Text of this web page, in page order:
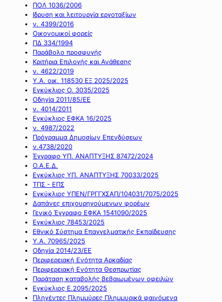
ΠΟΛ 1036/2006
Ιδρυση και λειτουργία εργοταξίων
ν. 4399/2016
Οικονομικοί φορείς
ΠΔ 334/1994
Παράβολο προσφυγής
Κριτήρια Επιλογής και Ανάθεσης
ν. 4622/2019
Υ.Α. οικ. 118530 ΕΞ 2025/2025
Εγκύκλιος Ο. 3035/2025
Οδηγία 2011/85/ΕΕ
ν. 4014/2011
Εγκύκλιος ΕΦΚΑ 16/2025
ν. 4987/2022
Πρόγραμμα Δημοσίων Επενδύσεων
ν.4738/2020
Έγγραφο ΥΠ. ΑΝΑΠΤΥΞΗΣ 87472/2024
Ο.Α.Ε.Δ.
Εγκύκλιος ΥΠ. ΑΝΑΠΤΥΞΗΣ 70033/2025
ΤΠΣ - ΕΠΣ
Εγκύκλιος ΥΠΕΝ/ΓΡΓΓΧΣΑΠ/104031/7075/2025
Δαπάνες επιχουρηγούμενων φορέων
Γενικό Έγγραφο ΕΦΚΑ 1541090/2025
Εγκύκλιος 78453/2025
Εθνικό Σύστημα Επαγγελματικής Εκπαίδευσης
Υ.Α. 70965/2025
Οδηγία 2014/23/ΕΕ
Περιφερειακή Ενότητα Αρκαδίας
Περιφερειακή Ενότητα Θεσπρωτίας
Παράταση καταβολής βεβαιωμένων οφειλών
Εγκύκλιος Ε.2095/2025
Πληγέντες Πλημμύρες Πλημμυρικά φαινόμενα